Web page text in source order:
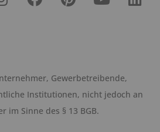
Gewerbetreibende,
Institutionen, nicht jedoch an
im Sinne des § 13 BGB.